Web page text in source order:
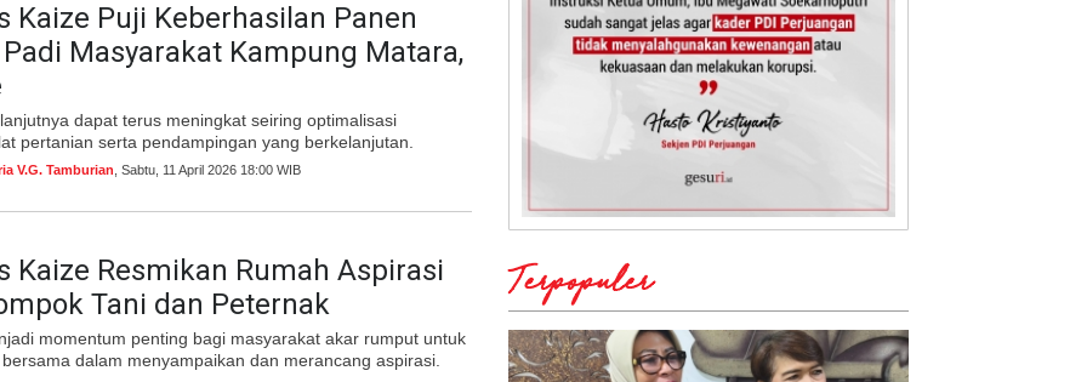
Kaize Puji Keberhasilan Panen
Masyarakat Kampung Matara,
dapat terus meningkat seiring optimalisasi
pertanian serta pendampingan yang berkelanjutan.
V.G. Tamburian , Sabtu, 11 April 2026 18:00 WIB
Kaize Resmikan Rumah Aspirasi
Tani dan Peternak
momentum penting bagi masyarakat akar rumput untuk
dalam menyampaikan dan merancang aspirasi.
Terpopuler